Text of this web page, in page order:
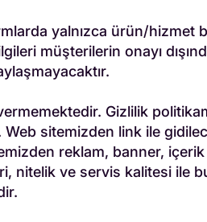
yalnızca ürün/hizmet
müşterilerin onayı
Gizlilik
sitemizden link ile
reklam, banner,
nitelik ve servis kalitesi